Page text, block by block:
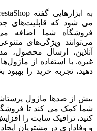
می شود که قابلیت‌های
فروشگاه شما اضافه
می‌توانند ویژگی‌های
آنلاین، ارسال محصول،
غیره. با استفاده از
دهید، تجربه خرید را
بیش از صدها ماژول
شما کمک می کند تا
کنید، ترافیک سایت را
و وفاداری در مشتریان